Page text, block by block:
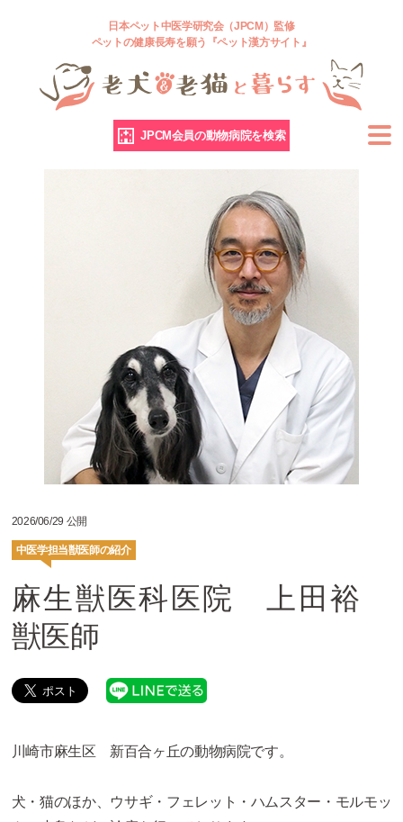
日本ペット中医学研究会（JPCM）監修
ペットの健康長寿を願う『ペット漢方サイト』
JPCM会員の動物病院を検索
2026/06/29 公開
中医学担当獣医師の紹介
麻生獣医科医院 上田裕
獣医師
川崎市麻生区 新百合ヶ丘の動物病院です。
犬・猫のほか、ウサギ・フェレット・ハムスター・モルモッ